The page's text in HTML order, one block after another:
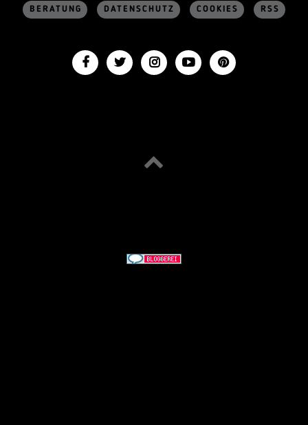
BERATUNG DATENSCHUTZ COOKIES RSS